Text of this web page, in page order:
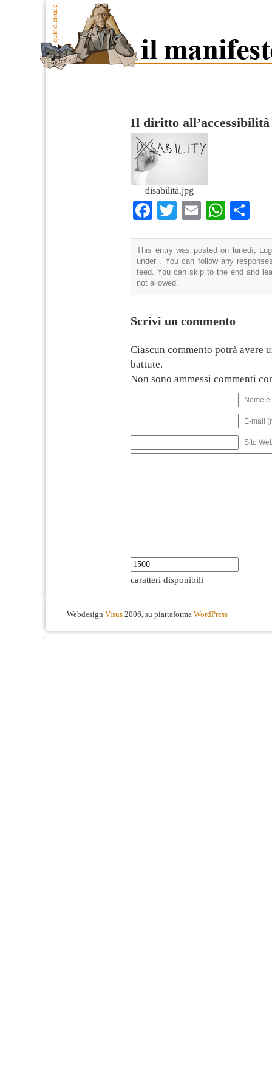
Il diritto all’accessibilità
disabilità.jpg
Facebook
TwitterEmail
This entry was posted on lunedì,
under . You can follow any
feed. You can skip to the end and
not allowed.
Scrivi un commento
Ciascun commento potrà avere
battute.
Non sono ammessi commenti
Nome
E-mail
Sito
caratteri disponibili
Webdesign Visus 2006, su piattaforma WordPress